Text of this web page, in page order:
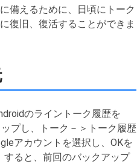
備えるために、日頃にトーク
復旧、復活することができま
のライントーク履歴を
プし、トーク－＞トーク履歴
アカウントを選択し、OKを
すると、前回のバックアップ